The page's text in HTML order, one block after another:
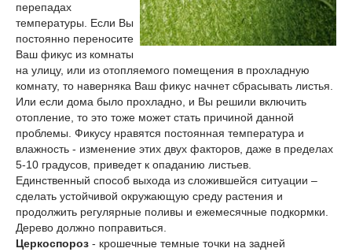
перепадах
температуры. Если Вы
постоянно переносите
Ваш фикус из комнаты
на улицу, или из отопляемого помещения в прохладную
комнату, то наверняка Ваш фикус начнет сбрасывать листья.
Или если дома было прохладно, и Вы решили включить
отопление, то это тоже может стать причиной данной
проблемы. Фикусу нравятся постоянная температура и
влажность - изменение этих двух факторов, даже в пределах
5-10 градусов, приведет к опаданию листьев.
Единственный способ выхода из сложившейся ситуации –
сделать устойчивой окружающую среду растения и
продолжить регулярные поливы и ежемесячные подкормки.
Дерево должно поправиться.
Церкоспороз - крошечные темные точки на задней